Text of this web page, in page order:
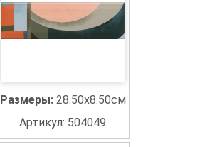
Размеры: 28.50x8.50см
Артикул: 504049